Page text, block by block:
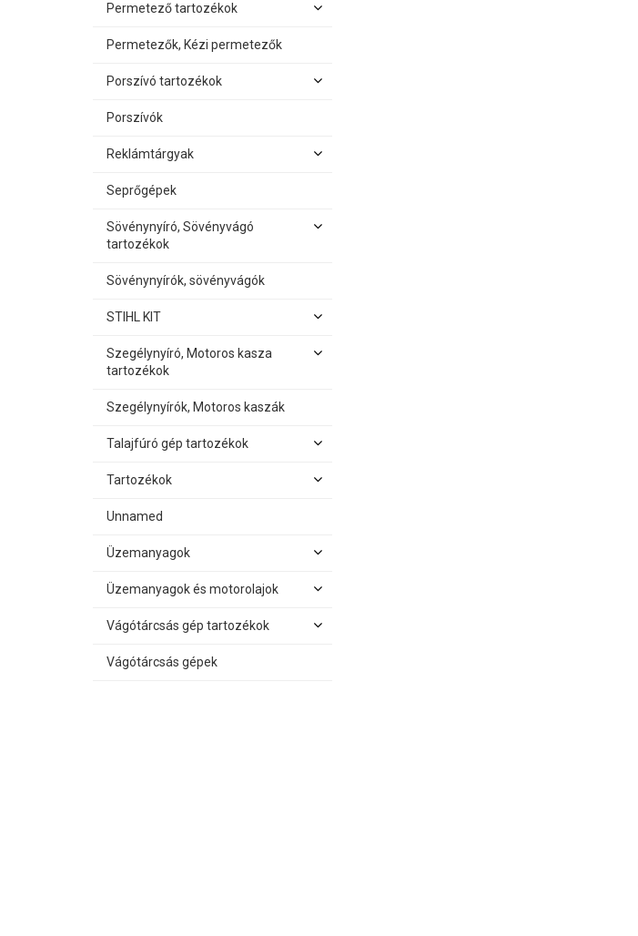
Permetező tartozékok
Permetezők, Kézi permetezők
Porszívó tartozékok
Porszívók
Reklámtárgyak
Seprőgépek
Sövénynyíró, Sövényvágó
tartozékok
Sövénynyírók, sövényvágók
STIHL KIT
Szegélynyíró, Motoros kasza
tartozékok
Szegélynyírók, Motoros kaszák
Talajfúró gép tartozékok
Tartozékok
Unnamed
Üzemanyagok
Üzemanyagok és motorolajok
Vágótárcsás gép tartozékok
Vágótárcsás gépek